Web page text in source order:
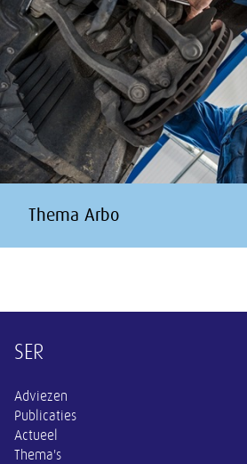
Thema Arbo
Overige informatie
SER
Adviezen
Publicaties
Actueel
Thema's